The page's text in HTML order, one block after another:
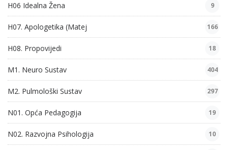
H06 Idealna Žena 9
H07. Apologetika (Matej 166
H08. Propovijedi 18
M1. Neuro Sustav 404
M2. Pulmološki Sustav 297
N01. Opća Pedagogija 19
N02. Razvojna Psihologija 10